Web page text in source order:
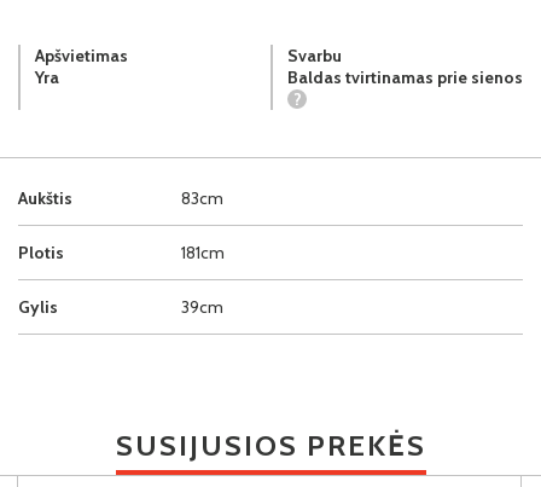
Aukštis 83cm
Plotis 181cm
Gylis 39cm
Apšvietimas
Yra
Svarbu
Baldas tvirtinamas prie sienos
?
SUSIJUSIOS PREKĖS